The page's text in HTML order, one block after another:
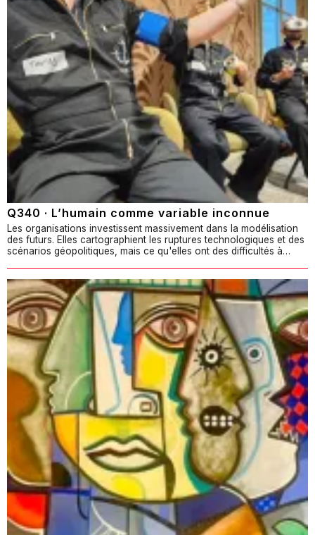
Q340 · L’humain comme variable inconnue
Les organisations investissent massivement dans la modélisation
des futurs. Elles cartographient les ruptures technologiques et des
scénarios géopolitiques, mais ce qu'elles ont des difficultés à…